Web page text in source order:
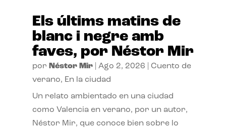
Els últims matins de
blanc i negre amb
faves, por Néstor Mir
por Néstor Mir| Ago 2, 2026
Cuento de
verano, En la ciudad
Un relato ambientado en una ciudad
como Valencia en verano, por un autor,
Néstor Mir, que conoce bien sobre lo